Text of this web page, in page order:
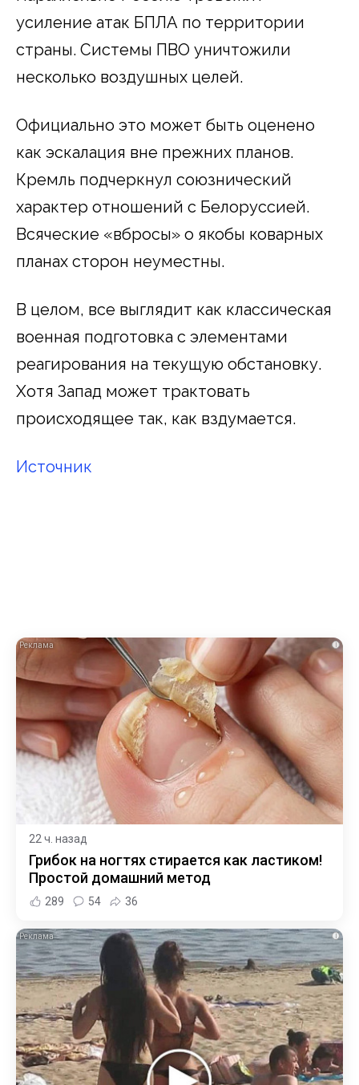
усиление атак БПЛА по территории
страны. Системы ПВО уничтожили
несколько воздушных целей.
Официально это может быть оценено
как эскалация вне прежних планов.
Кремль подчеркнул союзнический
характер отношений с Белоруссией.
Всяческие «вбросы» о якобы коварных
планах сторон неуместны.
В целом, все выглядит как классическая
военная подготовка с элементами
реагирования на текущую обстановку.
Хотя Запад может трактовать
происходящее так, как вздумается.
Источник
i
22 ч. назад
Грибок на ногтях стирается как ластиком!
Простой домашний метод
289 54 36
i